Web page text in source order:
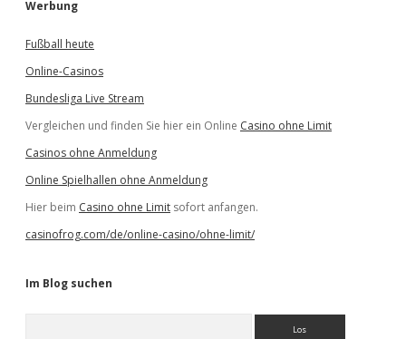
Werbung
Fußball heute
Online-Casinos
Bundesliga Live Stream
Vergleichen und finden Sie hier ein Online Casino ohne Limit
Casinos ohne Anmeldung
Online Spielhallen ohne Anmeldung
Hier beim Casino ohne Limit sofort anfangen.
casinofrog.com/de/online-casino/ohne-limit/
Im Blog suchen